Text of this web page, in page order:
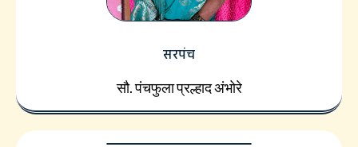
सरपंच
सौ. पंचफुला प्रल्हाद अंभोरे